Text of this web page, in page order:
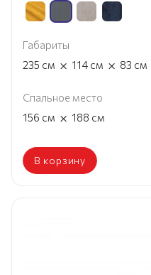
Габариты
235 см × 114 см × 83 см
Спальное место
156 см × 188 см
В корзину